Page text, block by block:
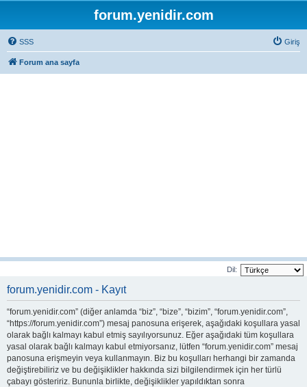
forum.yenidir.com
SSS Giriş
Forum ana sayfa
Dil:
forum.yenidir.com - Kayıt
“forum.yenidir.com” (diğer anlamda “biz”, “bize”, “bizim”, “forum.yenidir.com”,
“https://forum.yenidir.com”) mesaj panosuna erişerek, aşağıdaki koşullara yasal
olarak bağlı kalmayı kabul etmiş sayılıyorsunuz. Eğer aşağıdaki tüm koşullara
yasal olarak bağlı kalmayı kabul etmiyorsanız, lütfen “forum.yenidir.com” mesaj
panosuna erişmeyin veya kullanmayın. Biz bu koşulları herhangi bir zamanda
değiştirebiliriz ve bu değişiklikler hakkında sizi bilgilendirmek için her türlü
çabayı gösteririz. Bununla birlikte, değişiklikler yapıldıktan sonra